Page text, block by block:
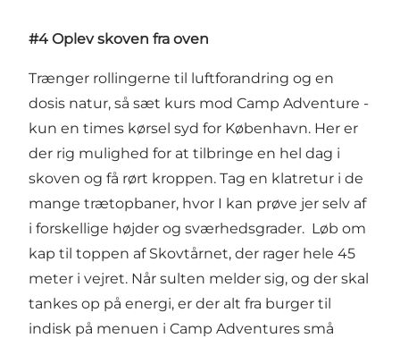
#4 Oplev skoven fra oven
Trænger rollingerne til luftforandring og en
dosis natur, så sæt kurs mod Camp Adventure -
kun en times kørsel syd for København. Her er
der rig mulighed for at tilbringe en hel dag i
skoven og få rørt kroppen. Tag en klatretur i de
mange trætopbaner, hvor I kan prøve jer selv af
i forskellige højder og sværhedsgrader. Løb om
kap til toppen af Skovtårnet, der rager hele 45
meter i vejret. Når sulten melder sig, og der skal
tankes op på energi, er der alt fra burger til
indisk på menuen i Camp Adventures små